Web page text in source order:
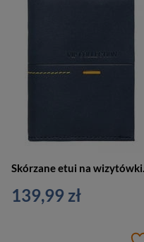
139,99 zł